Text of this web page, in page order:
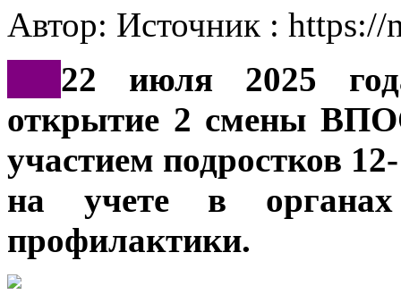
Автор: Источник : https://
22 июля 2025
открытие 2 смены
участием подростков
на учете в
профилактики.